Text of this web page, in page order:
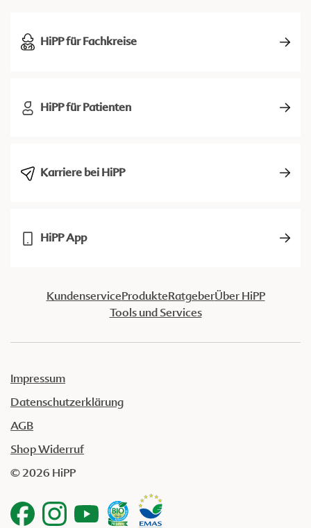
HiPP für Fachkreise
HiPP für Patienten
Karriere bei HiPP
HiPP App
KundenserviceProdukteRatgeberÜber HiPP
Tools und Services
Impressum
Datenschutzerklärung
AGB
Shop Widerruf
© 2026 HiPP